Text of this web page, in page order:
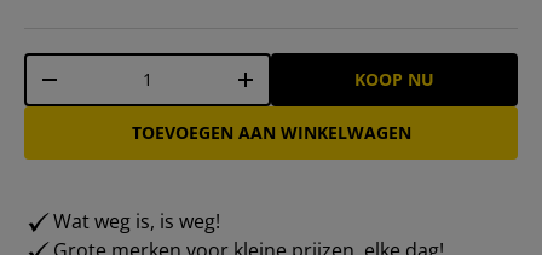
Aantal
-
+ KOOP NU
TOEVOEGEN AAN WINKELWAGEN
Wat weg is, is weg!